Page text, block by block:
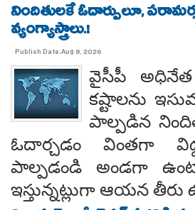
నిందితులకే ఓదార్పులూ,
వ్యంగ్యాస్త్రాలు.!
Publish Date:Aug 8, 2026
వైసీపీ
కష్టాలను
పాల్పడిన
ఓదార్చడం వింతగా
పాల్పడండి అండగా
ఇస్తున్నట్లుగా ఆయన తీరు